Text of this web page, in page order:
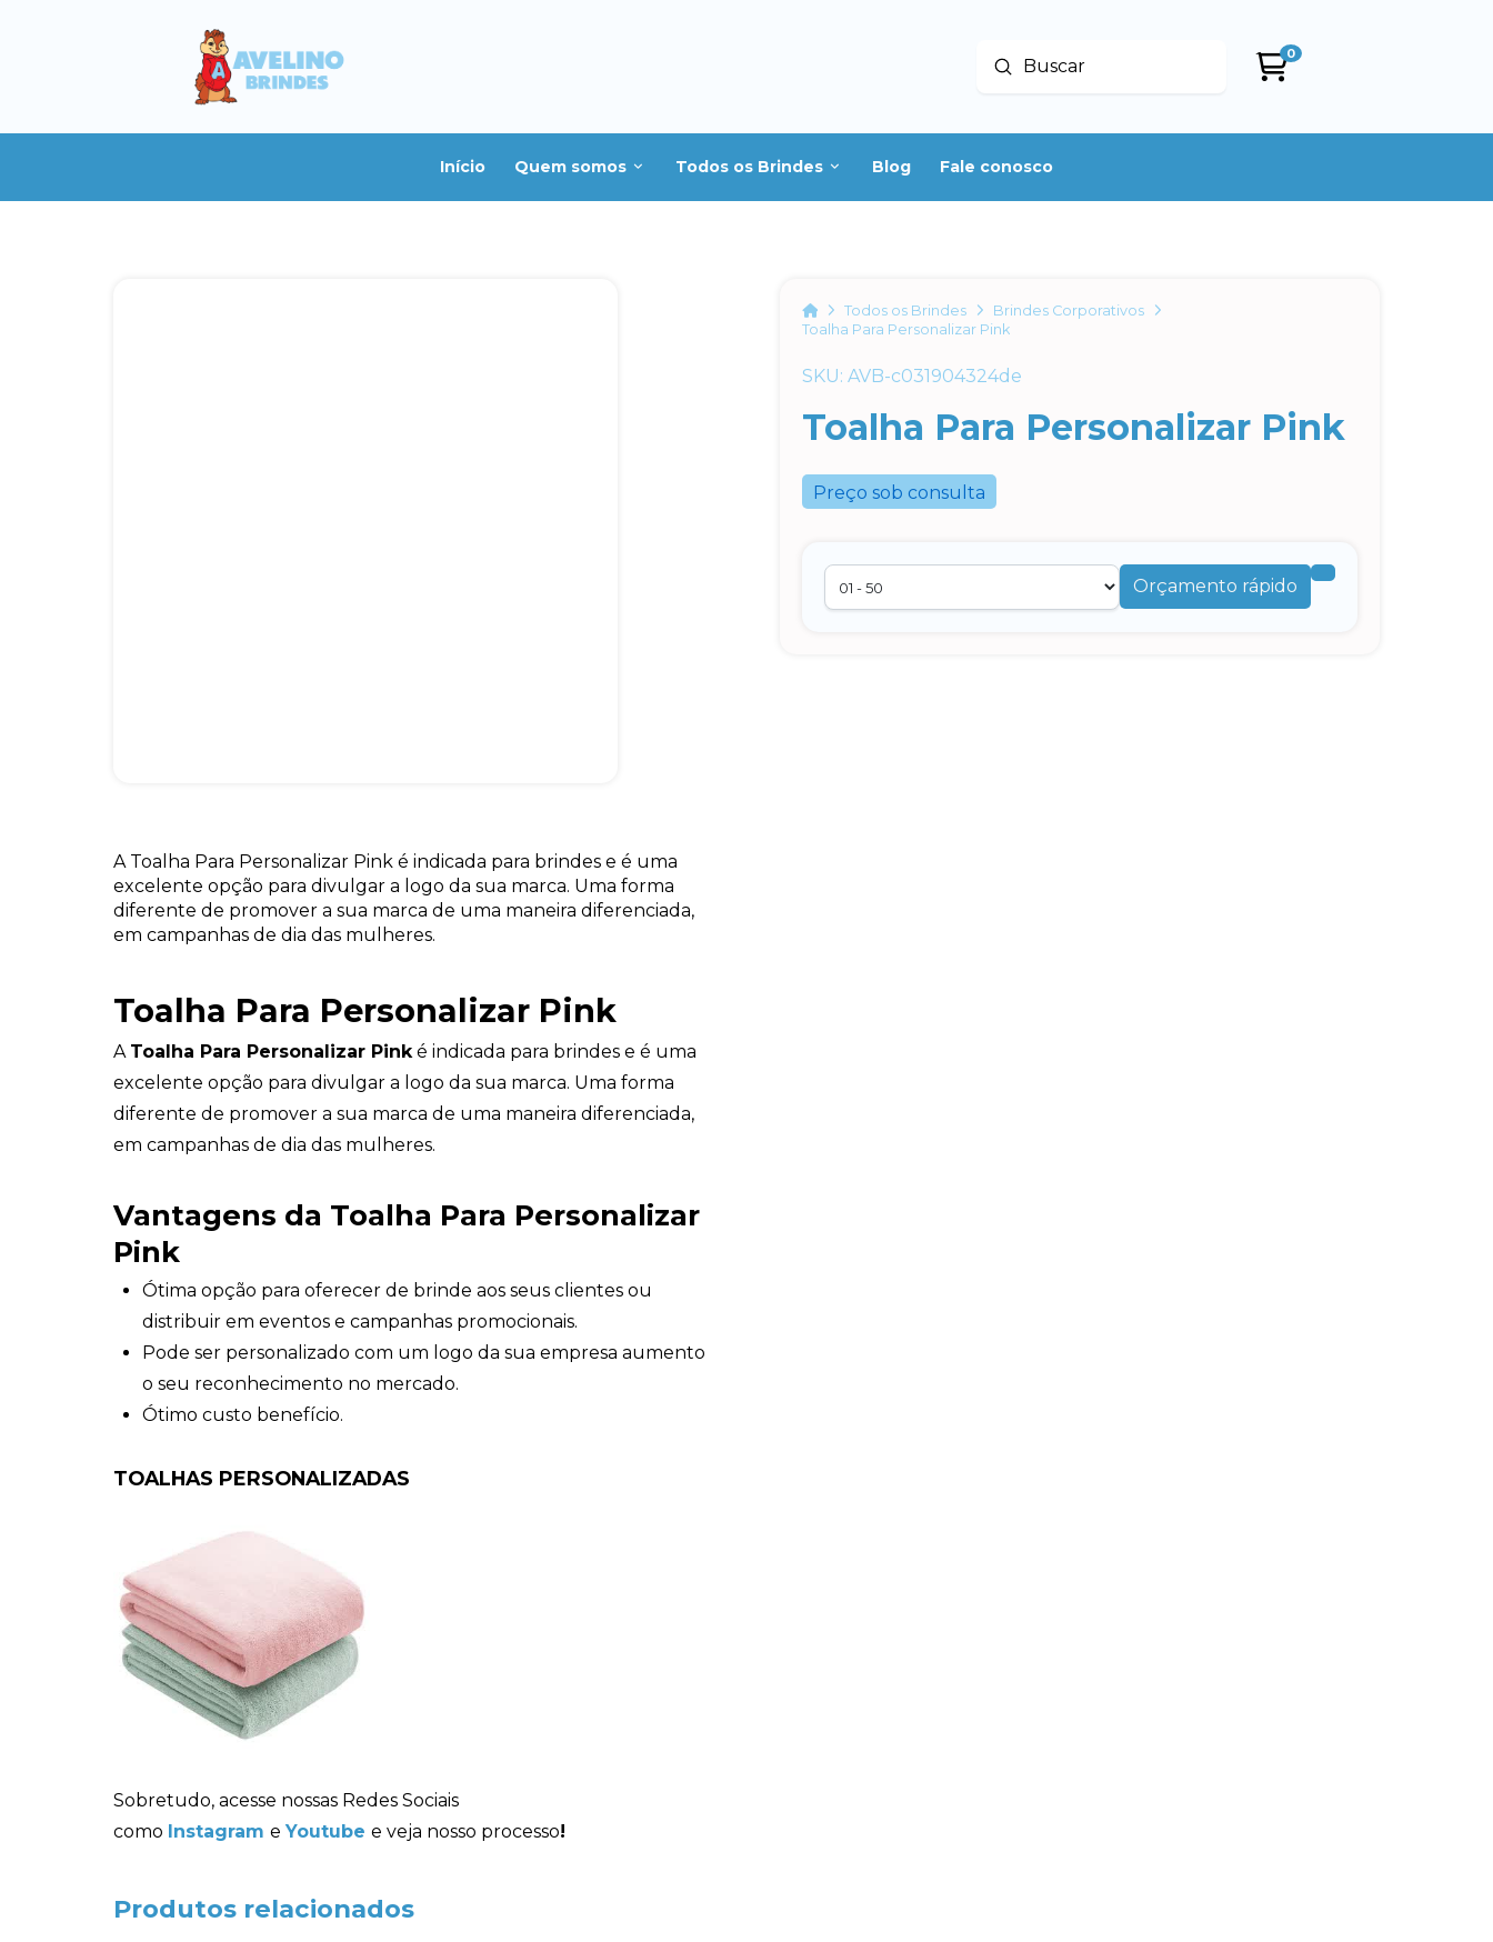
Buscar
Enviar
0
Início Quem somos Todos os Brindes Blog Fale conosco
HomeTodos os Brindes
Brindes Corporativos
Toalha Para Personalizar Pink
SKU: AVB-c031904324de
Toalha Para Personalizar Pink
Preço sob consulta
Orçamento rápido
A Toalha Para Personalizar Pink é indicada para brindes e é uma
excelente opção para divulgar a logo da sua marca. Uma forma
diferente de promover a sua marca de uma maneira diferenciada,
em campanhas de dia das mulheres.
Toalha Para Personalizar Pink
A Toalha Para Personalizar Pinké indicada para brindes e é uma
excelente opção para divulgar a logo da sua marca. Uma forma
diferente de promover a sua marca de uma maneira diferenciada,
em campanhas de dia das mulheres.
Vantagens da Toalha Para Personalizar
Pink
Ótima opção para oferecer de brinde aos seus clientes ou
distribuir em eventos e campanhas promocionais.
Pode ser personalizado com um logo da sua empresa aumento
o seu reconhecimento no mercado.
Ótimo custo benefício.
TOALHAS PERSONALIZADAS
Sobretudo, acesse nossas Redes Sociais
como Instagram e Youtube e veja nosso processo!
Produtos relacionados
A nossa empresa está comprometida a proteger e respeitar sua
privacidade, utilizaremos seus dados apenas para fins de